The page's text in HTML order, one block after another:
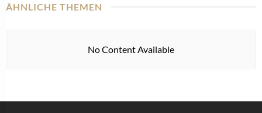
ÄHNLICHE THEMEN
No Content Available